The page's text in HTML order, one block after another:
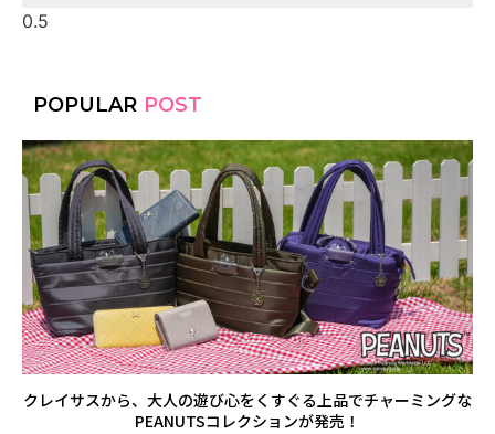
POPULAR POST
クレイサスから、大人の遊び心をくすぐる上品でチャーミングな
PEANUTSコレクションが発売！